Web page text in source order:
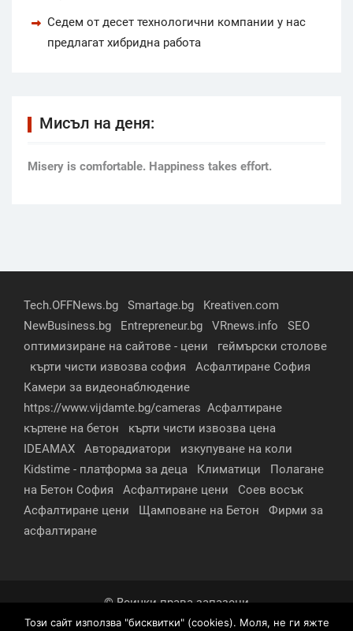
Седем от десет технологични компании у нас
предлагат хибридна работа
Мисъл на деня:
Мisery is comfortable. Happiness takes effort.
Tech.OFFNews.bg Smartage.bg
Kreativen.com
NewBusiness.bg
Entrepreneur.bg VRnews.info
SEO
оптимизиране на сайтове - цени
геймърски столове
кърти чисти извозва софия
Асфалтиране София
Камери за видеонаблюдение
https://www.vijdamte.bg/cameras Асфалтиране
къртене на бетон
кърти чисти извозва цена
IDEAMAX
Авторадиатори
изкупуване на коли
Kidstime - платформа за деца
Климатици
Полагане
на Бетон София
Асфалтиране цени
Соев восък
Асфалтиране цени
Щамповане на Бетон
Фирми за
асфалтиране
© Всички права запазени
Този сайт използва "бисквитки" (cookies). Моля, не ги яжте